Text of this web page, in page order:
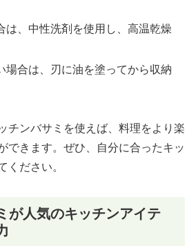
は、中性洗剤を使用し、高温乾燥
場合は、刃に油を塗ってから収納
チンバサミを使えば、料理をより楽
できます。ぜひ、自分に合ったキッ
ください。
が人気のキッチンアイテ